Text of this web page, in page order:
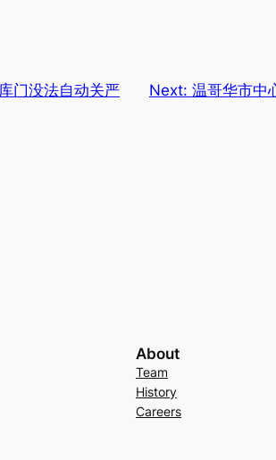
门没法自动关严 Next: 温哥华市中
About
Team
History
Careers